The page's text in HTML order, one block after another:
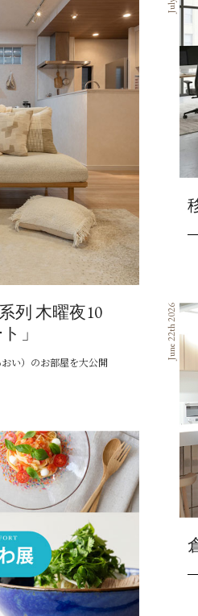
列 木曜夜10
」
い）のお部屋を大公開
June 22th 2026